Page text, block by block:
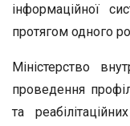
інформаційної
протягом одного
Міністерство
проведення
та